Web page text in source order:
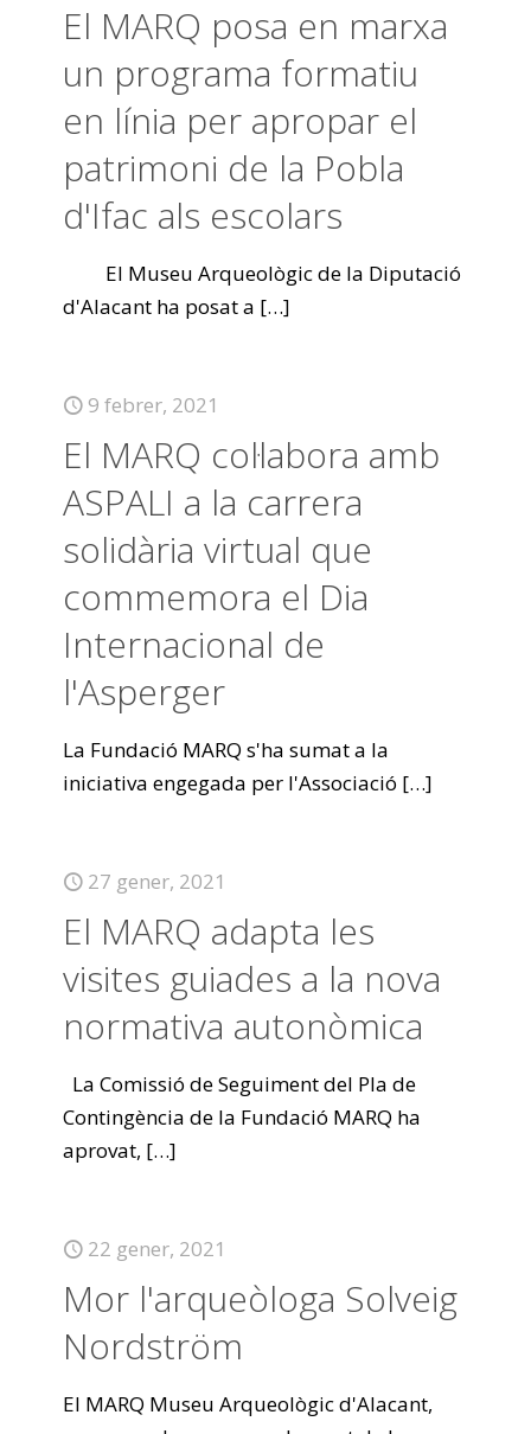
El MARQ posa en marxa
un programa formatiu
en línia per apropar el
patrimoni de la Pobla
d'Ifac als escolars
El Museu Arqueològic de la Diputació
d'Alacant ha posat a […]
9 febrer, 2021
El MARQ col·labora amb
ASPALI a la carrera
solidària virtual que
commemora el Dia
Internacional de
l'Asperger
La Fundació MARQ s'ha sumat a la
iniciativa engegada per l'Associació […]
27 gener, 2021
El MARQ adapta les
visites guiades a la nova
normativa autonòmica
La Comissió de Seguiment del Pla de
Contingència de la Fundació MARQ ha
aprovat, […]
22 gener, 2021
Mor l'arqueòloga Solveig
Nordström
El MARQ Museu Arqueològic d'Alacant,